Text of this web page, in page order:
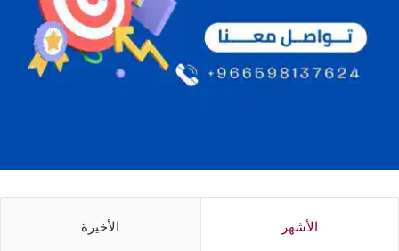
الأشهر الأخيرة